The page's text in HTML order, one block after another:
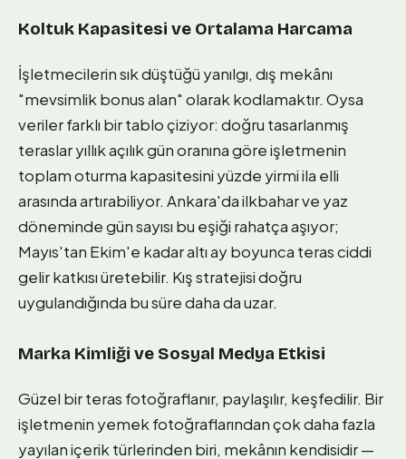
Koltuk Kapasitesi ve Ortalama Harcama
İşletmecilerin sık düştüğü yanılgı, dış mekânı
"mevsimlik bonus alan" olarak kodlamaktır. Oysa
veriler farklı bir tablo çiziyor: doğru tasarlanmış
teraslar yıllık açılık gün oranına göre işletmenin
toplam oturma kapasitesini yüzde yirmi ila elli
arasında artırabiliyor. Ankara'da ilkbahar ve yaz
döneminde gün sayısı bu eşiği rahatça aşıyor;
Mayıs'tan Ekim'e kadar altı ay boyunca teras ciddi
gelir katkısı üretebilir. Kış stratejisi doğru
uygulandığında bu süre daha da uzar.
Marka Kimliği ve Sosyal Medya Etkisi
Güzel bir teras fotoğraflanır, paylaşılır, keşfedilir. Bir
işletmenin yemek fotoğraflarından çok daha fazla
yayılan içerik türlerinden biri, mekânın kendisidir —